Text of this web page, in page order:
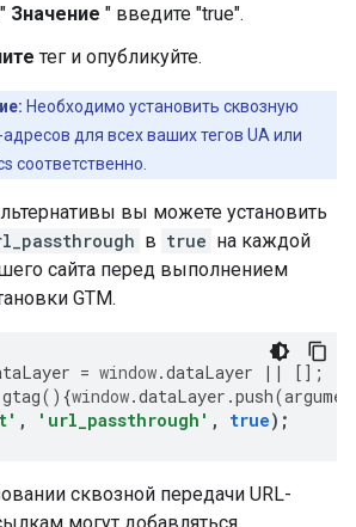
Значение " введите "true".
тег и опубликуйте.
Необходимо установить сквозную
для всех ваших тегов UA или
соответственно.
вы можете установить
в true на каждой
сайта перед выполнением
GTM.
= window.dataLayer ||
[];
gtag(){window.dataLayer .push(
, 'url_passthrough' , true);
сквозной передачи URL-